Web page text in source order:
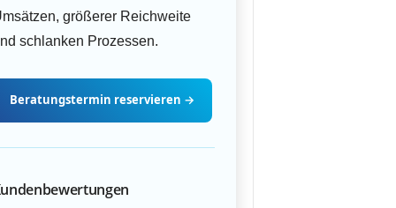
größerer Reichweite
schlanken Prozessen.
Beratungstermin reservieren →